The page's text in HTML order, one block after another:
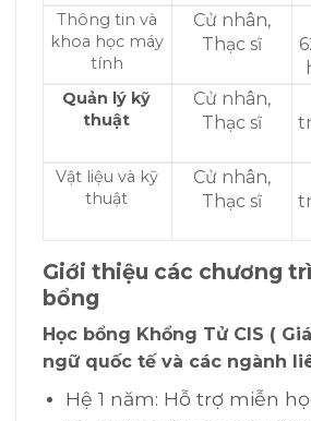
Thông tin và
khoa học máy
tính
Cử nhân,
Thạc sĩ
Quản lý kỹ
thuật
Cử nhân,
Thạc sĩ
Vật liệu và kỹ
thuật
Cử nhân,
Thạc sĩ
Giới thiệu các chương
bổng
Học bổng Khổng Tử CIS (
ngữ quốc tế và các ngành
Hệ 1 năm: Hỗ trợ miễn